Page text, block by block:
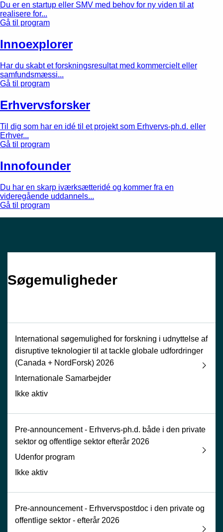
Du er en startup eller SMV med behov for ny viden til at
realisere for...
Gå til program
Innoexplorer
Har du skabt et forskningsresultat med kommercielt eller
samfundsmæssi...
Gå til program
Erhvervsforsker
Til dig som har en idé til et projekt som Erhvervs-ph.d. eller
Erhver...
Gå til program
Innofounder
Du har en skarp iværksætteridé og kommer fra en
videregående uddannels...
Gå til program
Søge­muligheder
International søgemulighed for forskning i udnyttelse af
disruptive teknologier til at tackle globale udfordringer
(Canada + NordForsk) 2026
Internationale Samarbejder
Ikke aktiv
Pre-announcement - Erhvervs-ph.d. både i den private
sektor og offentlige sektor efterår 2026
Udenfor program
Ikke aktiv
Pre-announcement - Erhvervspostdoc i den private og
offentlige sektor - efterår 2026